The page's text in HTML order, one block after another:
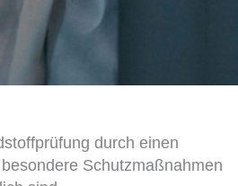
durch einen
Schutzmaßnahmen